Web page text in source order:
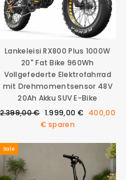
Lankeleisi RX800 Plus 1000W
20" Fat Bike 960Wh
Vollgefederte Elektrofahrrad
mit Drehmomentsensor 48V
20Ah Akku SUV E-Bike
Normaler
2.399,00 € Sonderpreis
1.999,00 € 400,00
€ sparen
Sale